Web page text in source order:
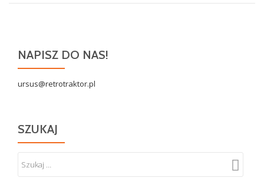
NAPISZ DO NAS!
ursus@retrotraktor.pl
SZUKAJ